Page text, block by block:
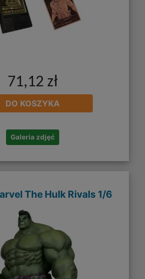
71,12 zł
DO KOSZYKA
Galeria zdjęć
The Hulk Rivals 1/6